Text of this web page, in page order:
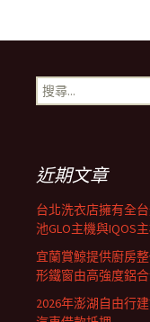
搜
尋
近期文章
台北洗衣店擁有全
池GLO主機與IQOS
宜蘭賞鯨提供廚房
形鐵窗由高強度鋁
2026年澎湖自由行